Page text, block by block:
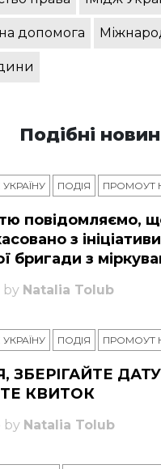
допомога
Подібні
ПОДІЯ ПРОМОУТ
повідомляємо,
з
бригади з
by Natalia Tolub
ПОДІЯ ПРОМОУТ
ЗБЕРІГАЙТЕ
КВИТОК
by Natalia Tolub